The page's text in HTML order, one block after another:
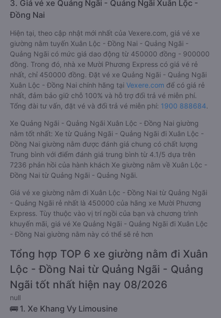
3. Giá vé xe Quảng Ngãi - Quảng Ngãi Xuân Lộc -
Đồng Nai
Hiện tại, theo cập nhật mới nhất của Vexere.com, giá vé xe
giường nằm tuyến Xuân Lộc - Đồng Nai - Quảng Ngãi -
Quảng Ngãi có mức giá dao động từ 450000 đồng - 900000
đồng. Trong đó, nhà xe Mười Phương Express có giá vé rẻ
nhất, chỉ 450000 đồng. Đặt vé xe Quảng Ngãi - Quảng Ngãi
Xuân Lộc - Đồng Nai chính hãng tại Vexere.com để có giá rẻ
nhất, đảm bảo giữ chỗ 100% và hỗ trợ đổi trả vé miễn phí.
Tổng đài tư vấn, đặt vé và đổi trả vé miễn phí: 1900 888684.
Xe Quảng Ngãi - Quảng Ngãi Xuân Lộc - Đồng Nai giường
nằm tốt nhất: Xe từ Quảng Ngãi - Quảng Ngãi đi Xuân Lộc -
Đồng Nai giường nằm được đánh giá chung có chất lượng
Trung bình với điểm đánh giá trung bình từ 4.1/5 dựa trên
7236 phản hồi của hành khách Xe giường nằm về Xuân Lộc -
Đồng Nai từ Quảng Ngãi - Quảng Ngãi.
Giá vé xe giường nằm đi Xuân Lộc - Đồng Nai từ Quảng Ngãi
- Quảng Ngãi rẻ nhất là 450000 của hãng xe Mười Phương
Express. Tùy thuộc vào vị trí ngồi của bạn và chương trình
khuyến mãi, giá vé Xe Quảng Ngãi - Quảng Ngãi đi Xuân Lộc
- Đồng Nai giường nằm này có thể sẽ rẻ hơn
Tổng hợp TOP 6 xe giường nằm đi Xuân
Lộc - Đồng Nai từ Quảng Ngãi - Quảng
Ngãi tốt nhất hiện nay 08/2026
null
🚌 1. Xe Khang Vy Limousine